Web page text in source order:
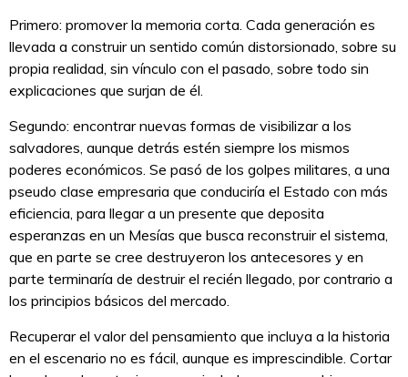
Primero: promover la memoria corta. Cada generación es
llevada a construir un sentido común distorsionado, sobre su
propia realidad, sin vínculo con el pasado, sobre todo sin
explicaciones que surjan de él.
Segundo: encontrar nuevas formas de visibilizar a los
salvadores, aunque detrás estén siempre los mismos
poderes económicos. Se pasó de los golpes militares, a una
pseudo clase empresaria que conduciría el Estado con más
eficiencia, para llegar a un presente que deposita
esperanzas en un Mesías que busca reconstruir el sistema,
que en parte se cree destruyeron los antecesores y en
parte terminaría de destruir el recién llegado, por contrario a
los principios básicos del mercado.
Recuperar el valor del pensamiento que incluya a la historia
en el escenario no es fácil, aunque es imprescindible. Cortar